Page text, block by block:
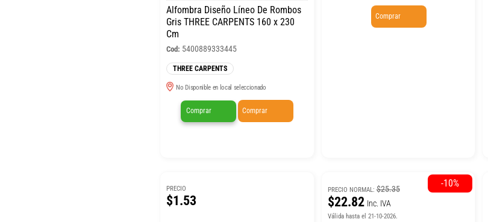
Alfombra Diseño Líneo De Rombos
Gris THREE CARPENTS 160 x 230
Cm
Cod: 5400889333445
THREE CARPENTS
No Disponible en local seleccionado
Comprar Comprar
Comprar
PRECIO
$1.53
PRECIO NORMAL:$25.35
$22.82 Inc. IVA
Válida hasta el 21-10-2026.
-10%